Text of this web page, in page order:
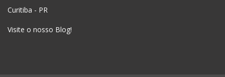
Curitiba - PR
Visite o nosso Blog!